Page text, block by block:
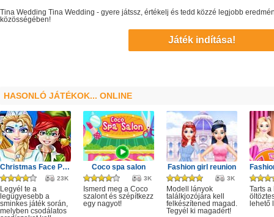
Tina Wedding - gyere játssz, értékelj és tedd közzé legjobb
Tina Wedding
közösségében!
Játék indítása!
HASONLÓ JÁTÉKOK... ONLINE
Christmas Face Painting
23K
Legyél te a
legügyesebb a
sminkes játék során,
melyben csodálatos
Coco spa salon
3K
Ismerd meg a Coco
szalont és szépítkezz
egy nagyot!
Fashion girl reunion
3K
Modell lányok
találkjozójára kell
felkészítened magad.
Tegyél ki magadért!
Tarts
lehető